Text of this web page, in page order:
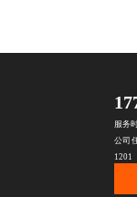
服务
公司
1201